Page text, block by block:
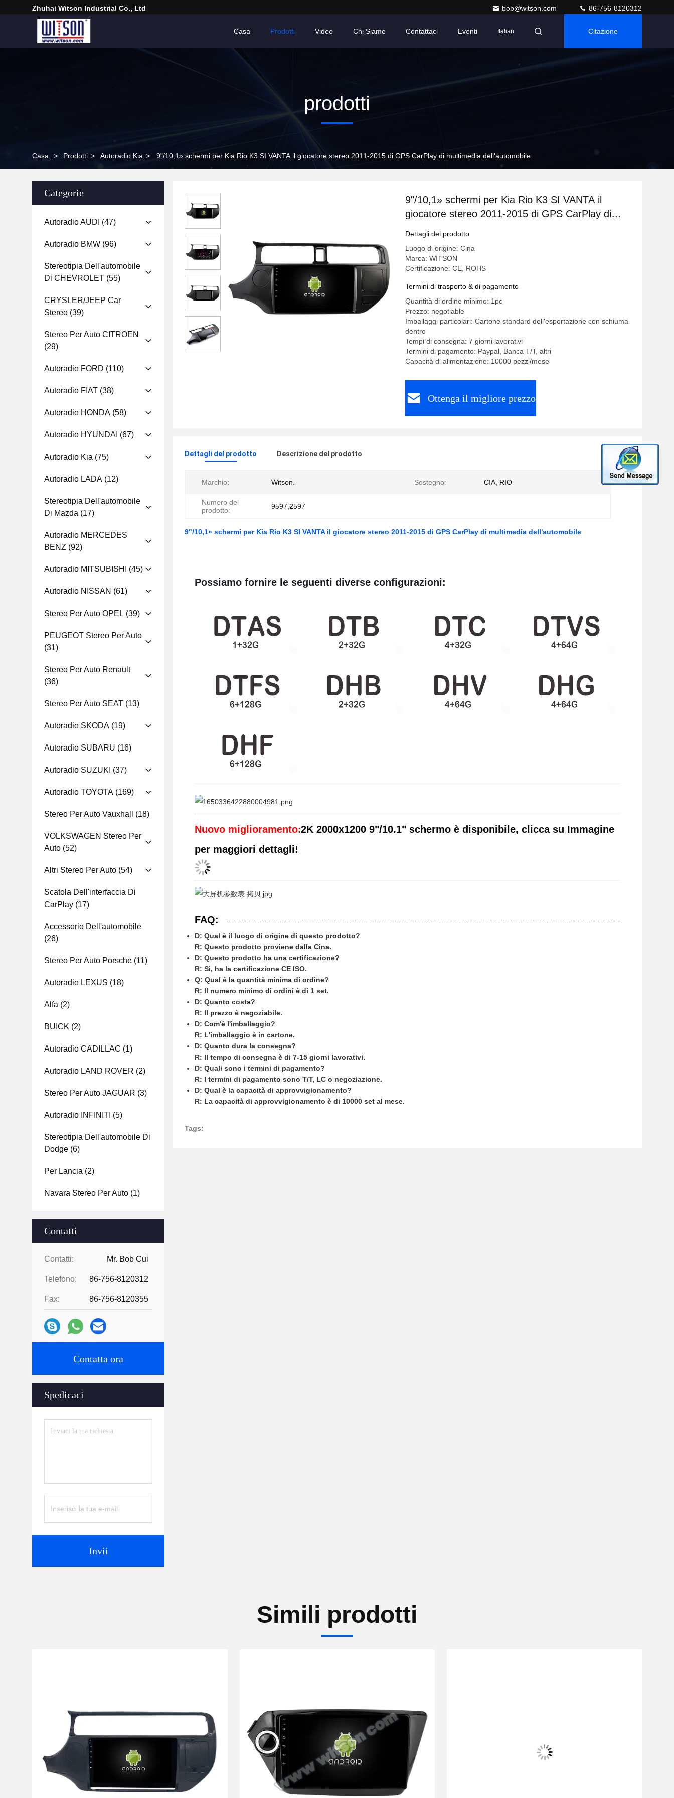
Zhuhai Witson Industrial Co., Ltd bob@witson.com 86-756-8120312
Casa Prodotti Video Chi Siamo Contattaci Eventi Italian Citazione
prodotti
Casa. > Prodotti > Autoradio Kia > 9"/10,1» schermi per Kia Rio K3 SI VANTA il giocatore stereo 2011-2015 di GPS CarPlay di multimedia dell'automobile
Categorie
Autoradio AUDI (47)
Autoradio BMW (96)
Stereotipia Dell'automobile
Di CHEVROLET (55)
CRYSLER/JEEP Car
Stereo (39)
Stereo Per Auto CITROEN
(29)
Autoradio FORD (110)
Autoradio FIAT (38)
Autoradio HONDA (58)
Autoradio HYUNDAI (67)
Autoradio Kia (75)
Autoradio LADA (12)
Stereotipia Dell'automobile
Di Mazda (17)
Autoradio MERCEDES
BENZ (92)
Autoradio MITSUBISHI (45)
Autoradio NISSAN (61)
Stereo Per Auto OPEL (39)
PEUGEOT Stereo Per Auto
(31)
Stereo Per Auto Renault
(36)
Stereo Per Auto SEAT (13)
Autoradio SKODA (19)
Autoradio SUBARU (16)
Autoradio SUZUKI (37)
Autoradio TOYOTA (169)
Stereo Per Auto Vauxhall (18)
VOLKSWAGEN Stereo Per
Auto (52)
Altri Stereo Per Auto (54)
Scatola Dell'interfaccia Di
CarPlay (17)
Accessorio Dell'automobile
(26)
Stereo Per Auto Porsche (11)
Autoradio LEXUS (18)
Alfa (2)
BUICK (2)
Autoradio CADILLAC (1)
Autoradio LAND ROVER (2)
Stereo Per Auto JAGUAR (3)
Autoradio INFINITI (5)
Stereotipia Dell'automobile Di
Dodge (6)
Per Lancia (2)
Navara Stereo Per Auto (1)
Contatti
Contatti: Mr. Bob Cui
Telefono: 86-756-8120312
Fax: 86-756-8120355
Contatta ora
Spedicaci
Invii
9"/10,1» schermi per Kia Rio K3 SI VANTA il
giocatore stereo 2011-2015 di GPS CarPlay di
Dettagli del prodotto
Luogo di origine: Cina
Marca: WITSON
Certificazione: CE, ROHS
Termini di trasporto & di pagamento
Quantità di ordine minimo: 1pc
Prezzo: negotiable
Imballaggi particolari: Cartone standard dell'esportazione con schiuma
dentro
Tempi di consegna: 7 giorni lavorativi
Termini di pagamento: Paypal, Banca T/T, altri
Capacità di alimentazione: 10000 pezzi/mese
Ottenga il migliore prezzo
Dettagli del prodotto Descrizione del prodotto
Marchio: Witson. Sostegno: CIA, RIO
Numero del
prodotto:
9597,2597
9"/10,1» schermi per Kia Rio K3 SI VANTA il giocatore stereo 2011-2015 di GPS CarPlay di multimedia dell'automobile
Possiamo fornire le seguenti diverse configurazioni:
Nuovo miglioramento:2K 2000x1200 9"/10.1" schermo è disponibile, clicca su Immagine
per maggiori dettagli!
FAQ:
D: Qual è il luogo di origine di questo prodotto?
R: Questo prodotto proviene dalla Cina.
D: Questo prodotto ha una certificazione?
R: Sì, ha la certificazione CE ISO.
Q: Qual è la quantità minima di ordine?
R: Il numero minimo di ordini è di 1 set.
D: Quanto costa?
R: Il prezzo è negoziabile.
D: Com'è l'imballaggio?
R: L'imballaggio è in cartone.
D: Quanto dura la consegna?
R: Il tempo di consegna è di 7-15 giorni lavorativi.
D: Quali sono i termini di pagamento?
R: I termini di pagamento sono T/T, LC o negoziazione.
D: Qual è la capacità di approvvigionamento?
R: La capacità di approvvigionamento è di 10000 set al mese.
Tags:
Simili prodotti